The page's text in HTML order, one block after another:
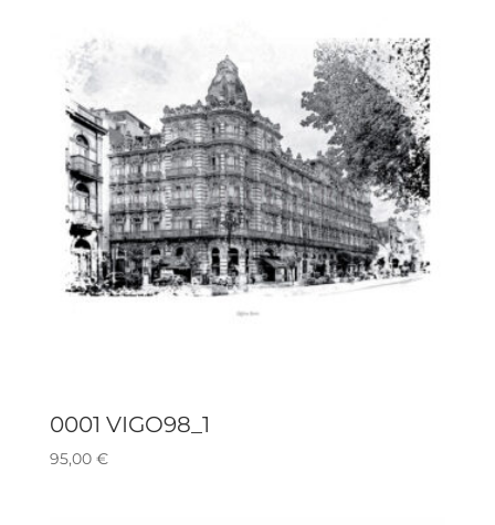
0001 VIGO98_1
95,00 €